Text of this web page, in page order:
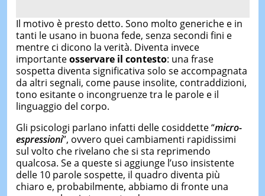
Il motivo è presto detto. Sono molto generiche e in
tanti le usano in buona fede, senza secondi fini e
mentre ci dicono la verità. Diventa invece
importanteosservare il contesto: una frase
sospetta diventa significativa solo se accompagnata
da altri segnali, come pause insolite, contraddizioni,
tono esitante o incongruenze tra le parole e il
linguaggio del corpo.
Gli psicologi parlano infatti delle cosiddette “micro-
espressioni”, ovvero quei cambiamenti rapidissimi
sul volto che rivelano che si sta reprimendo
qualcosa. Se a queste si aggiunge l’uso insistente
delle 10 parole sospette, il quadro diventa più
chiaro e, probabilmente, abbiamo di fronte una